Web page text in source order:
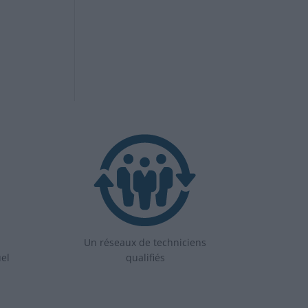
Un réseaux de techniciens
qualifiés